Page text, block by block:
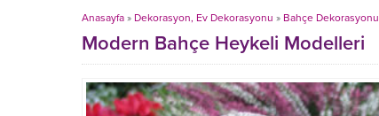
Anasayfa » Dekorasyon, Ev Dekorasyonu » Bahçe Dekorasyonu
Modern Bahçe Heykeli Modelleri